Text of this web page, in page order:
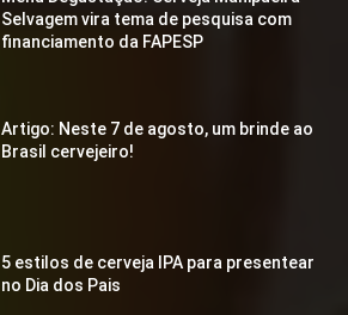
Selvagem vira tema de pesquisa com
financiamento da FAPESP
Artigo: Neste 7 de agosto, um brinde ao
Brasil cervejeiro!
5 estilos de cerveja IPA para presentear
no Dia dos Pais